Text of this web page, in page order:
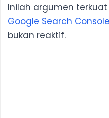
Inilah argumen
Google Search Console
bukan reaktif.